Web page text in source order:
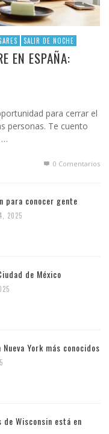
SALIR DE NOCHE
EN ESPAÑA:
para cerrar el
personas. Te cuento
…
0 Comentarios
para conocer gente
2025
de México
York más conocidos
Wisconsin está en